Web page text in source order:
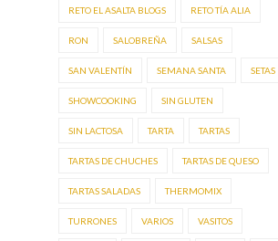
RETO EL ASALTA BLOGS RETO TÍA ALIA
RON SALOBREÑA SALSAS
SAN VALENTÍN SEMANA SANTA SETAS
SHOWCOOKING SIN GLUTEN
SIN LACTOSA TARTA TARTAS
TARTAS DE CHUCHES TARTAS DE QUESO
TARTAS SALADAS THERMOMIX
TURRONES VARIOS VASITOS